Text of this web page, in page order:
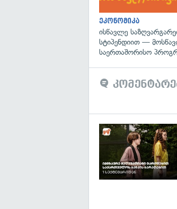
ეკონომიკა
ისწავლე
სტიპენდიით —
საერთაშორისო